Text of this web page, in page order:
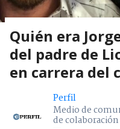
Quién era
del padre de
en carrera del
Perfil
Medio de
de